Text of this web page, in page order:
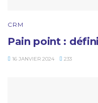
CRM
Pain point :
16 JANVIER 2024 233